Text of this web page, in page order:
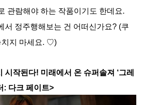
관람해야 하는 작품이기도 한데요.
서 정주행해보는 건 어떠신가요? (쿠
치지 마세요. ♡)
시작된다! 미래에서 온 슈퍼솔져 ‘그레
: 다크 페이트>